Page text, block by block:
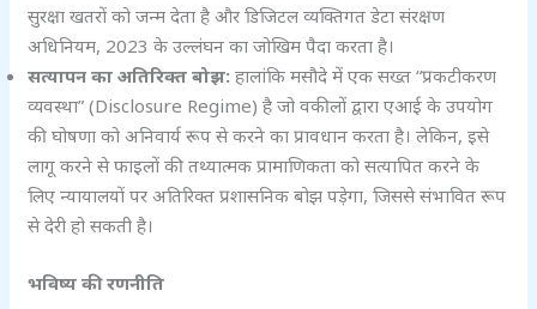
सुरक्षा खतरों को जन्म देता है और डिजिटल व्यक्तिगत डेटा संरक्षण
अधिनियम, 2023 के उल्लंघन का जोखिम पैदा करता है।
सत्यापन का अतिरिक्त बोझ: हालांकि मसौदे में एक सख्त “प्रकटीकरण
व्यवस्था” (Disclosure Regime) है जो वकीलों द्वारा एआई के उपयोग
की घोषणा को अनिवार्य रूप से करने का प्रावधान करता है। लेकिन, इसे
लागू करने से फाइलों की तथ्यात्मक प्रामाणिकता को सत्यापित करने के
लिए न्यायालयों पर अतिरिक्त प्रशासनिक बोझ पड़ेगा, जिससे संभावित रूप
से देरी हो सकती है।
भविष्य की रणनीति